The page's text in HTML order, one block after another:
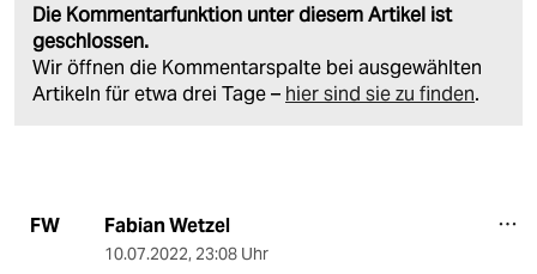
Die Kommentarfunktion unter diesem Artikel ist
geschlossen.
Wir öffnen die Kommentarspalte bei ausgewählten
Artikeln für etwa drei Tage – hier sind sie zu finden.
FW Fabian Wetzel
10.07.2022, 23:08 Uhr